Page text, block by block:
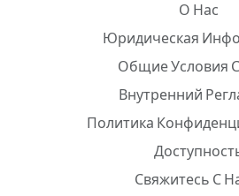
О Нас
Юридическая
Общие Условия
Внутренний
Политика
Свяжитесь С